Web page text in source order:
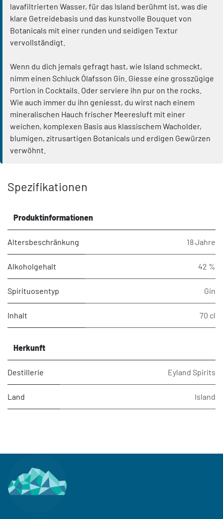
lavafiltrierten Wasser, für das Island berühmt ist, was die
klare Getreidebasis und das kunstvolle Bouquet von
Botanicals mit einer runden und seidigen Textur
vervollständigt.
Wenn du dich jemals gefragt hast, wie Island schmeckt,
nimm einen Schluck Ólafsson Gin. Giesse eine grosszügige
Portion in Cocktails. Oder serviere ihn pur on the rocks.
Wie auch immer du ihn geniesst, du wirst nach einem
mineralischen Hauch frischer Meeresluft mit einer
weichen, komplexen Basis aus klassischem Wacholder,
blumigen, zitrusartigen Botanicals und erdigen Gewürzen
verwöhnt.
Spezifikationen
Produktinformationen
Altersbeschränkung 18 Jahre
Alkoholgehalt 42 %
Spirituosentyp Gin
Inhalt 70 cl
Herkunft
Destillerie Eyland Spirits
Land Island